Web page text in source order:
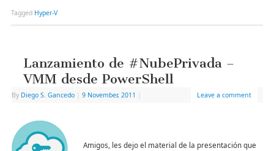
Tagged Hyper-V
Lanzamiento de #NubePrivada –
VMM desde PowerShell
By Diego S. Gancedo 9 November, 2011 Leave a comment
Amigos, les dejo el material de la presentación que